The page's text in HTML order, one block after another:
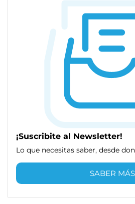
¡Suscribite al Newsletter!
Lo que necesitas saber, desde
SABER MÁS